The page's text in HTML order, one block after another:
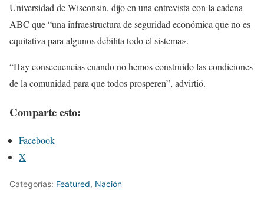
Universidad de Wisconsin, dijo en una entrevista con la cadena
ABC que “una infraestructura de seguridad económica que no es
equitativa para algunos debilita todo el sistema».
“Hay consecuencias cuando no hemos construido las condiciones
de la comunidad para que todos prosperen”, advirtió.
Comparte esto:
Facebook
X
Categorías: Featured, Nación